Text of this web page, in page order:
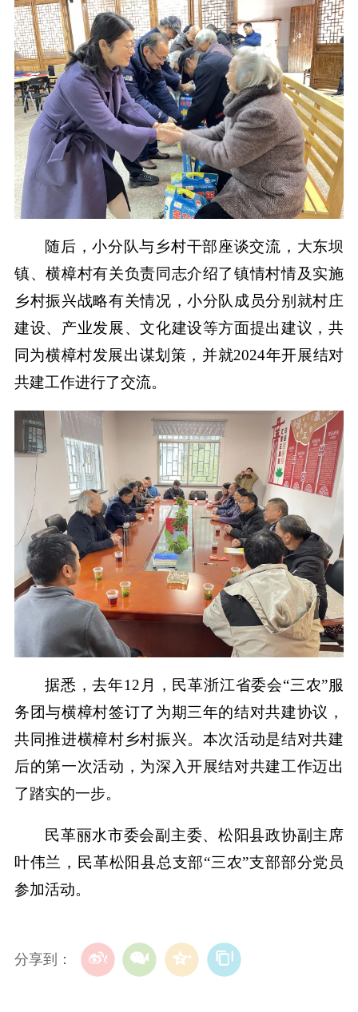
随后，小分队与乡村干部座谈交流，大东坝
镇、横樟村有关负责同志介绍了镇情村情及实施
乡村振兴战略有关情况，小分队成员分别就村庄
建设、产业发展、文化建设等方面提出建议，共
同为横樟村发展出谋划策，并就2024年开展结对
共建工作进行了交流。
据悉，去年12月，民革浙江省委会“三农”服
务团与横樟村签订了为期三年的结对共建协议，
共同推进横樟村乡村振兴。本次活动是结对共建
后的第一次活动，为深入开展结对共建工作迈出
了踏实的一步。
民革丽水市委会副主委、松阳县政协副主席
叶伟兰，民革松阳县总支部“三农”支部部分党员
参加活动。
分享到：